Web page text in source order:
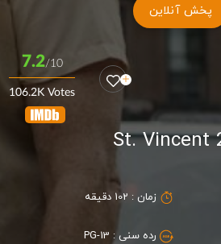
پخش آنلاین
7.2/10
106.2K Votes
زمان : 102 دقیقه
رده سنی : PG-13